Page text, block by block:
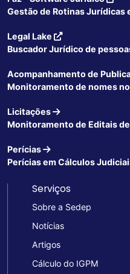
Gestão de Rotinas
Legal Lake
Buscador Jurídico de
Acompanhamento de
Monitoramento de nomes
Licitações
Monitoramento de Editais
Perícias
Perícias em Cálculos
Serviços
Sobre a Sedep
Notícias
Artigos
Cálculo do IGPM